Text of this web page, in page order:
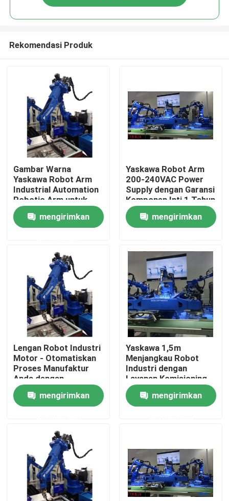
Rumah
Tentang kami
Tur Pabrik
Kontrol kualitas
Hubungi kami
Kasus
Permintaan Penawaran
Rekomendasi Produk
Gambar Warna
Yaskawa Robot Arm
Industrial Automation
Robotic Arm untuk
Produksi Industri
mengirimkan
Yaskawa Robot Arm
200-240VAC Power
Supply dengan Garansi
Komponen Inti 1 Tahun
mengirimkan
Lengan Robot Industri
Motor - Otomatiskan
Proses Manufaktur
Anda dengan
Komponen Inti
mengirimkan
Yaskawa 1,5m
Menjangkau Robot
Industri dengan
Layanan Komisioning
dan Pelatihan
mengirimkan